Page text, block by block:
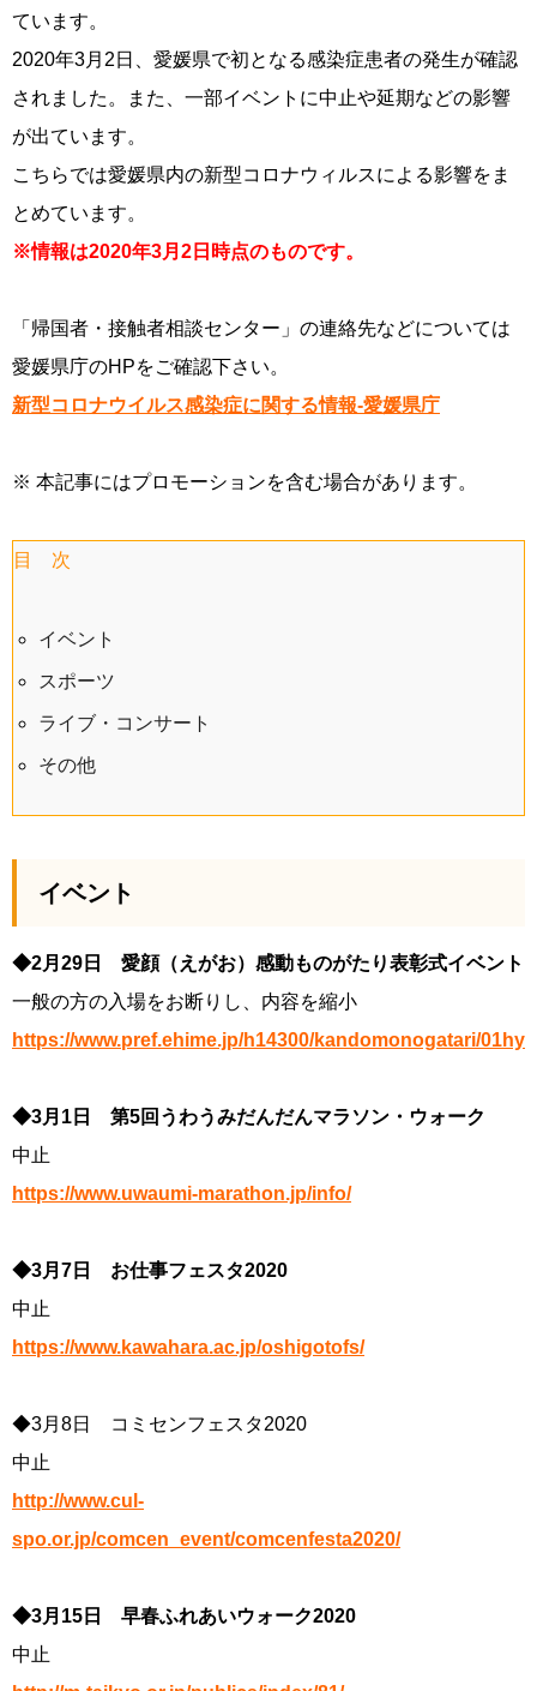
ています。
2020年3月2日、愛媛県で初となる感染症患者の発生が確認
されました。また、一部イベントに中止や延期などの影響
が出ています。
こちらでは愛媛県内の新型コロナウィルスによる影響をま
とめています。
※情報は2020年3月2日時点のものです。
「帰国者・接触者相談センター」の連絡先などについては
愛媛県庁のHPをご確認下さい。
新型コロナウイルス感染症に関する情報-愛媛県庁
※ 本記事にはプロモーションを含む場合があります。
目 次
イベント
スポーツ
ライブ・コンサート
その他
イベント
◆2月29日 愛顔（えがお）感動ものがたり表彰式イベント
一般の方の入場をお断りし、内容を縮小
https://www.pref.ehime.jp/h14300/kandomonogatari/
◆3月1日 第5回うわうみだんだんマラソン・ウォーク
中止
https://www.uwaumi-marathon.jp/info/
◆3月7日 お仕事フェスタ2020
中止
https://www.kawahara.ac.jp/oshigotofs/
◆3月8日 コミセンフェスタ2020
中止
http://www.cul-
spo.or.jp/comcen_event/comcenfesta2020/
◆3月15日 早春ふれあいウォーク2020
中止